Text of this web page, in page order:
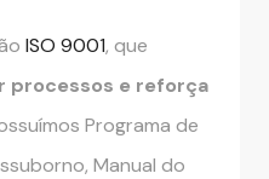
ISO 9001, que
processos e reforça
Programa de
Manual do